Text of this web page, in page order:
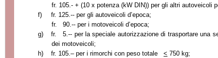
fr. 105.- + (10 x potenza (kW DIN)) per gli altri autoveicoli
f)
fr. 125.-- per gli autoveicoli d’epoca;
fr. 90.-- per i motoveicoli d’epoca;
g)
fr. 5.-- per la speciale autorizzazione di trasportare una
dei motoveicoli;
h)
fr. 105.– per i rimorchi con peso totale < 750 kg;